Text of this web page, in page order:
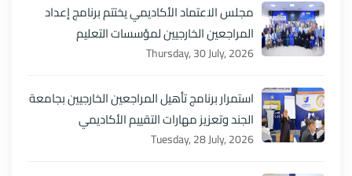
مجلس الاعتماد الأكاديمي يختتم برنامج إعداد
المراجعين الخارجيين لمؤسسات التعليم
Thursday, 30 July, 2026
استمرار برنامج تأهيل المراجعين الخارجيين بجامعة
الجند وتعزيز مهارات التقييم الأكاديمي
Tuesday, 28 July, 2026